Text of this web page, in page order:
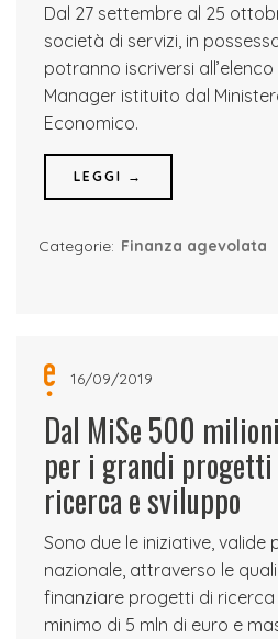
Dal 27 settembre al 25
società di servizi, in
potranno iscriversi
Manager istituito dal
Economico.
LEGGI →
Categorie: Finanza agevolata
16/09/2019
Dal MiSe 500
per i grandi
ricerca e sviluppo
Sono due le iniziative,
nazionale, attraverso le
finanziare progetti di ricerca
minimo di 5 mln di euro e